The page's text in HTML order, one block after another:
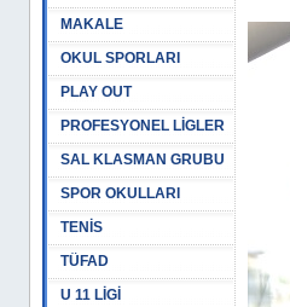
MAKALE
OKUL SPORLARI
PLAY OUT
PROFESYONEL LİGLER
SAL KLASMAN GRUBU
SPOR OKULLARI
TENİS
TÜFAD
U 11 LİGİ